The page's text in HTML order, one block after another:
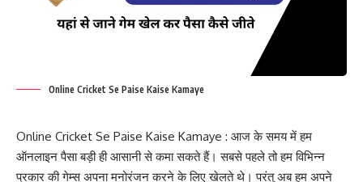
Online Cricket Se Paise Kaise Kamaye
Online Cricket Se Paise Kaise Kamaye : आज के समय में हम
ऑनलाइन पैसा बड़ी ही आसानी से कमा सकते हैं। सबसे पहले तो हम विभिन्न
प्रकार की गेम्स अपना मनोरंजन करने के लिए खेलते थे। परंतु अब हम अपने